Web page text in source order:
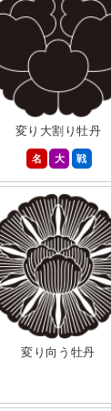
変り大割り牡丹
名
大 戦
変り向う牡丹